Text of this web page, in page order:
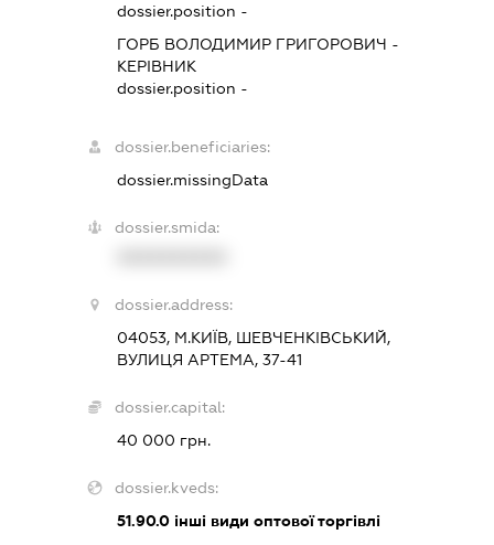
dossier.position -
ГОРБ ВОЛОДИМИР ГРИГОРОВИЧ -
КЕРІВНИК
dossier.position -
dossier.beneficiaries:
dossier.missingData
dossier.smida:
dossier.address:
04053, М.КИЇВ, ШЕВЧЕНКІВСЬКИЙ,
ВУЛИЦЯ АРТЕМА, 37-41
dossier.capital:
40 000 грн.
dossier.kveds:
51.90.0інші види оптової торгівлі